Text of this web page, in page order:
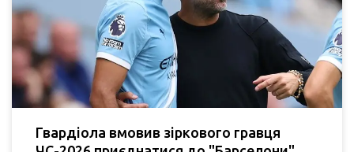
Гвардіола вмовив зіркового гравця